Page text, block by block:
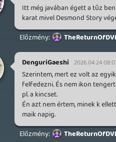
Itt még javában égett a tűz
karat mivel Desmond Story
DenguriGaeshi 2026.04.24
Szerintem, mert ez volt az
felfedezni. És nem ikon
pl. a kincset.
Én azt nem értem, minek k
maik napig.